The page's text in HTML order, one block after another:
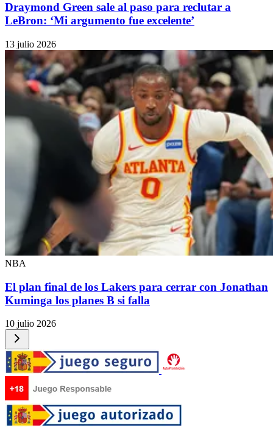
Draymond Green sale al paso para reclutar a
LeBron: ‘Mi argumento fue excelente’
13 julio 2026
NBA
El plan final de los Lakers para cerrar con Jonathan
Kuminga los planes B si falla
10 julio 2026